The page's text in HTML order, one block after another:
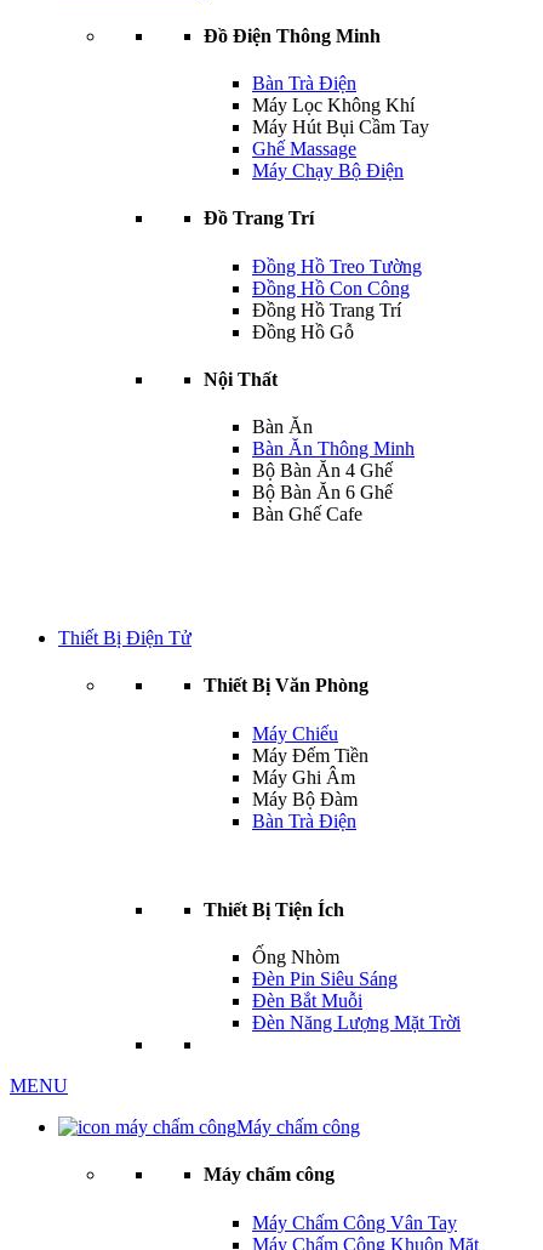
Đồ Điện Thông Minh
Bàn Trà Điện
Máy Lọc Không Khí
Máy Hút Bụi Cầm Tay
Ghế Massage
Máy Chạy Bộ Điện
Đồ Trang Trí
Đồng Hồ Treo Tường
Đồng Hồ Con Công
Đồng Hồ Trang Trí
Đồng Hồ Gỗ
Nội Thất
Bàn Ăn
Bàn Ăn Thông Minh
Bộ Bàn Ăn 4 Ghế
Bộ Bàn Ăn 6 Ghế
Bàn Ghế Cafe
Thiết Bị Điện Tử
Thiết Bị Văn Phòng
Máy Chiếu
Máy Đếm Tiền
Máy Ghi Âm
Máy Bộ Đàm
Bàn Trà Điện
Thiết Bị Tiện Ích
Ống Nhòm
Đèn Pin Siêu Sáng
Đèn Bắt Muỗi
Đèn Năng Lượng Mặt Trời
MENU
Máy chấm công
Máy chấm công
Máy Chấm Công Vân Tay
Máy Chấm Công Khuôn Mặt